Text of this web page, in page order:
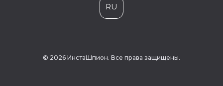
RU
© 2026 ИнстаШпион. Все права защищены.